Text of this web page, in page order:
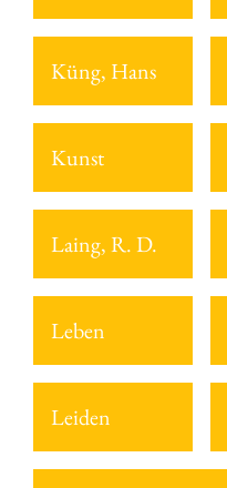
Küng, Hans
Kunst
Laing, R. D.
Leben
Leiden